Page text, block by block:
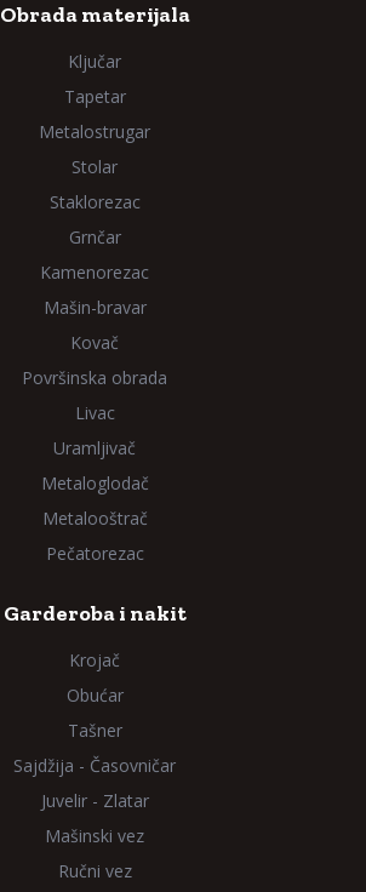
Obrada materijala
Ključar
Tapetar
Metalostrugar
Stolar
Staklorezac
Grnčar
Kamenorezac
Mašin-bravar
Kovač
Površinska obrada
Livac
Uramljivač
Metaloglodač
Metalooštrač
Pečatorezac
Garderoba i nakit
Krojač
Obućar
Tašner
Sajdžija - Časovničar
Juvelir - Zlatar
Mašinski vez
Ručni vez